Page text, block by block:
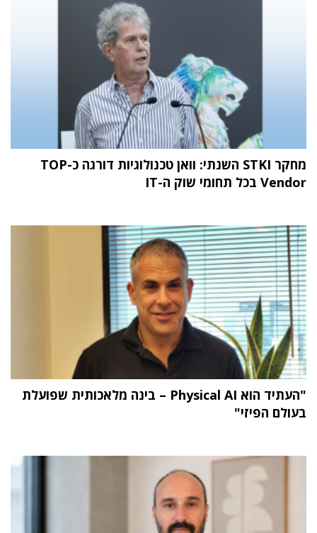
מחקר STKI השנתי: וואן טכנולוגיות דורגה כ-TOP
Vendor בכל תחומי שוק ה-IT
"העתיד הוא Physical AI – בינה מלאכותית שפועלת
בעולם הפיזי"